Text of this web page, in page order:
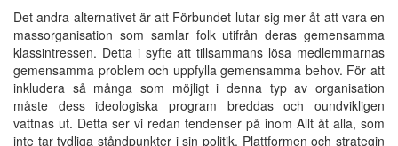
Det andra alternativet är att Förbundet lutar sig mer åt att vara en
massorganisation som samlar folk utifrån deras gemensamma
klassintressen. Detta i syfte att tillsammans lösa medlemmarnas
gemensamma problem och uppfylla gemensamma behov. För att
inkludera så många som möjligt i denna typ av organisation
måste dess ideologiska program breddas och oundvikligen
vattnas ut. Detta ser vi redan tendenser på inom Allt åt alla, som
inte tar tydliga ståndpunkter i sin politik. Plattformen och strategin